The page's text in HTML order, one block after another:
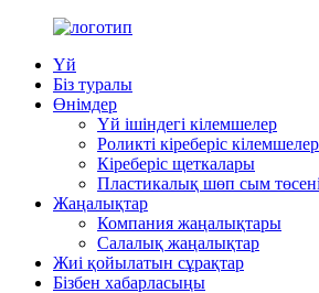
Үй
Біз туралы
Өнімдер
Үй ішіндегі кілемшелер
Роликті кіреберіс
Кіреберіс щеткалары
Пластикалық шөп сым
Жаңалықтар
Компания жаңалықтары
Салалық жаңалықтар
Жиі қойылатын сұрақтар
Бізбен хабарласыңы